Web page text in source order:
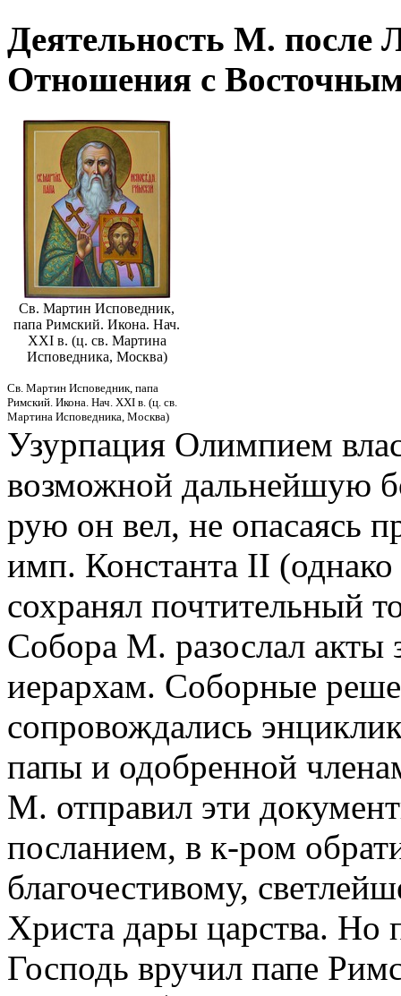
Деятельность М. после
Отношения с
Св. Мартин Исповедник,
папа Римский. Икона. Нач.
XXI в. (ц. св. Мартина
Исповедника, Москва)
Св. Мартин Исповедник, папа
Римский. Икона. Нач. XXI в. (ц. св.
Мартина Исповедника, Москва)
Узурпация Олимпием
возможной дальнейшую
рую он вел, не опасаясь
имп. Константа II
сохранял почтительный
Собора М. разослал акты
иерархам. Соборные
сопровождались
папы и одобренной
М. отправил эти
посланием, в к-ром
благочестивому,
Христа дары царства. Но
Господь вручил папе